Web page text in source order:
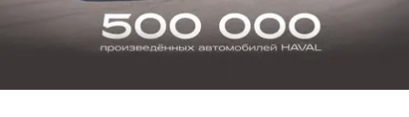
от 3 199 000 ₽ от 3 499 000 ₽
Тест-драйв
СЕРВИСНОЕ ОБСЛУЖИВАНИЕ
Нулевое ТО
Программа «Помощь на дороге»
О дилере